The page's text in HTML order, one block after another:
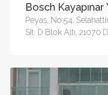
Bosch
Peyas, No:54,
Sit. D Blok Altı, 21070